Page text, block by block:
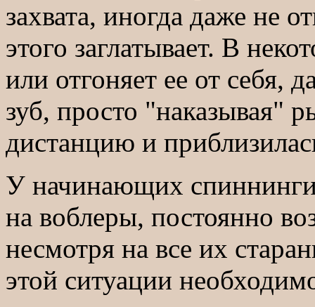
захвата, иногда даже не
этого заглатывает. В
или отгоняет ее от себя,
зуб, просто "наказывая"
дистанцию и
У начинающих
на воблеры, постоянно
несмотря на все их
этой ситуации